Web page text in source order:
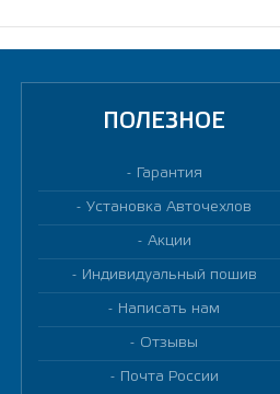
ПОЛЕЗНОЕ
Гарантия
Установка Авточехлов
Акции
Индивидуальный пошив
Написать нам
Отзывы
Почта России